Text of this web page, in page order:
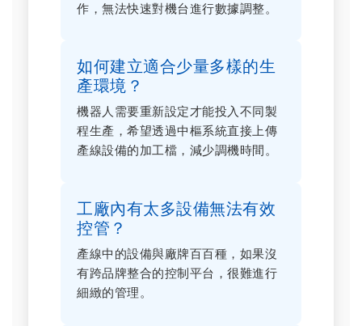
作，無法快速對機台進行數據調整。
如何建立適合少量多樣的生
產環境？
機器人需要重新設定才能投入不同製
程生產，希望透過中樞系統直接上傳
產線設備的加工檔，減少調機時間。
工廠內有太多設備無法有效
控管？
產線中的設備與廠牌百百種，如果沒
有跨品牌整合的控制平台，很難進行
細緻的管理。